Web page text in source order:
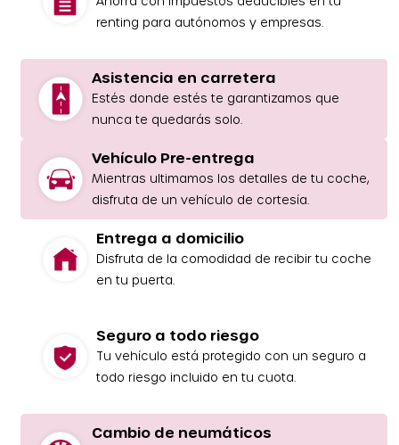
renting para autónomos y empresas.
Asistencia en carretera
Estés donde estés te garantizamos que
nunca te quedarás solo.
Vehículo Pre-entrega
Mientras ultimamos los detalles de tu coche,
disfruta de un vehículo de cortesía.
Entrega a domicilio
Disfruta de la comodidad de recibir tu coche
en tu puerta.
Seguro a todo riesgo
Tu vehículo está protegido con un seguro a
todo riesgo incluido en tu cuota.
Cambio de neumáticos